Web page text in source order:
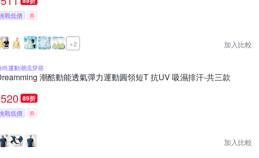
戰低價 券
+2 加入比較
尚運動潮流穿搭
潮酷動能透氣彈力運動圓領短T 抗UV 吸濕排汗-共三款
520 89折
戰低價 券
加入比較